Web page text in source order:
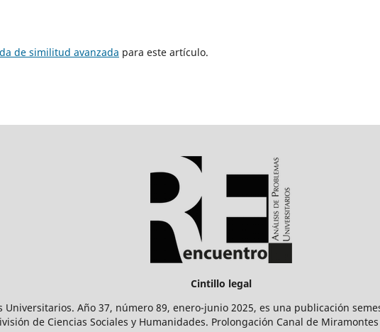
de similitud avanzada para este artículo.
Cintillo legal
Universitarios. Año 37, número 89, enero-junio 2025, es una publicación
de Ciencias Sociales y Humanidades. Prolongación Canal de Miramontes